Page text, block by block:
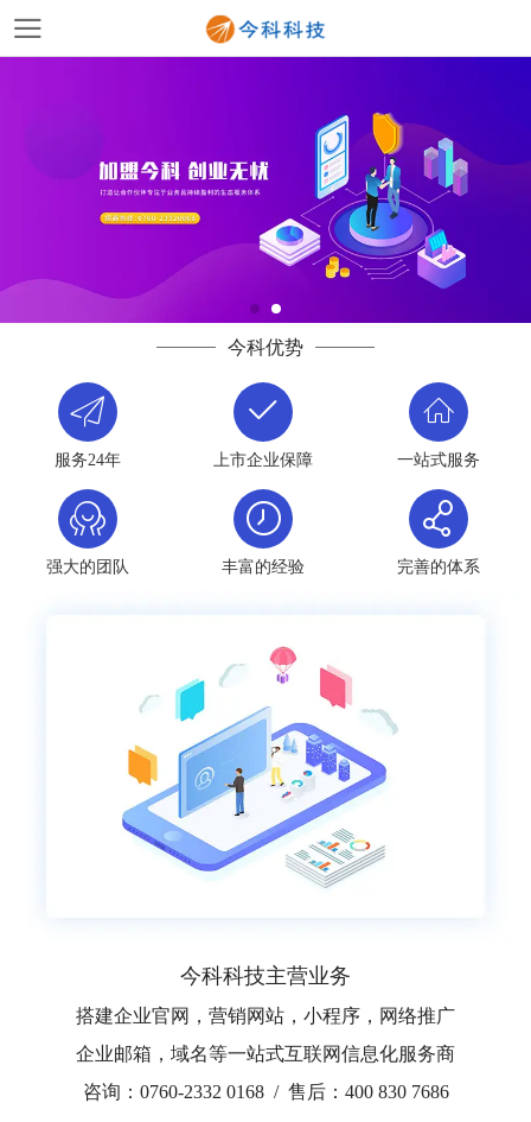
今科优势
服务24年 上市企业保障 一站式服务
强大的团队 丰富的经验 完善的体系
今科科技主营业务
搭建企业官网，营销网站，小程序，网络推广
企业邮箱，域名等一站式互联网信息化服务商
咨询：0760-2332 0168 / 售后：400 830 7686